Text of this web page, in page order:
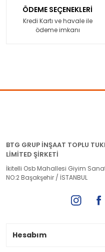
ÖDEME SEÇENEKLERİ
Kredi Kartı ve havale ile
ödeme imkanı
BTG GRUP İNŞAAT TOPLU
LİMİTED ŞİRKETİ
İkitelli Osb Mahallesi Giyim
NO:2 Başakşehir / İSTANBUL
Hesabım